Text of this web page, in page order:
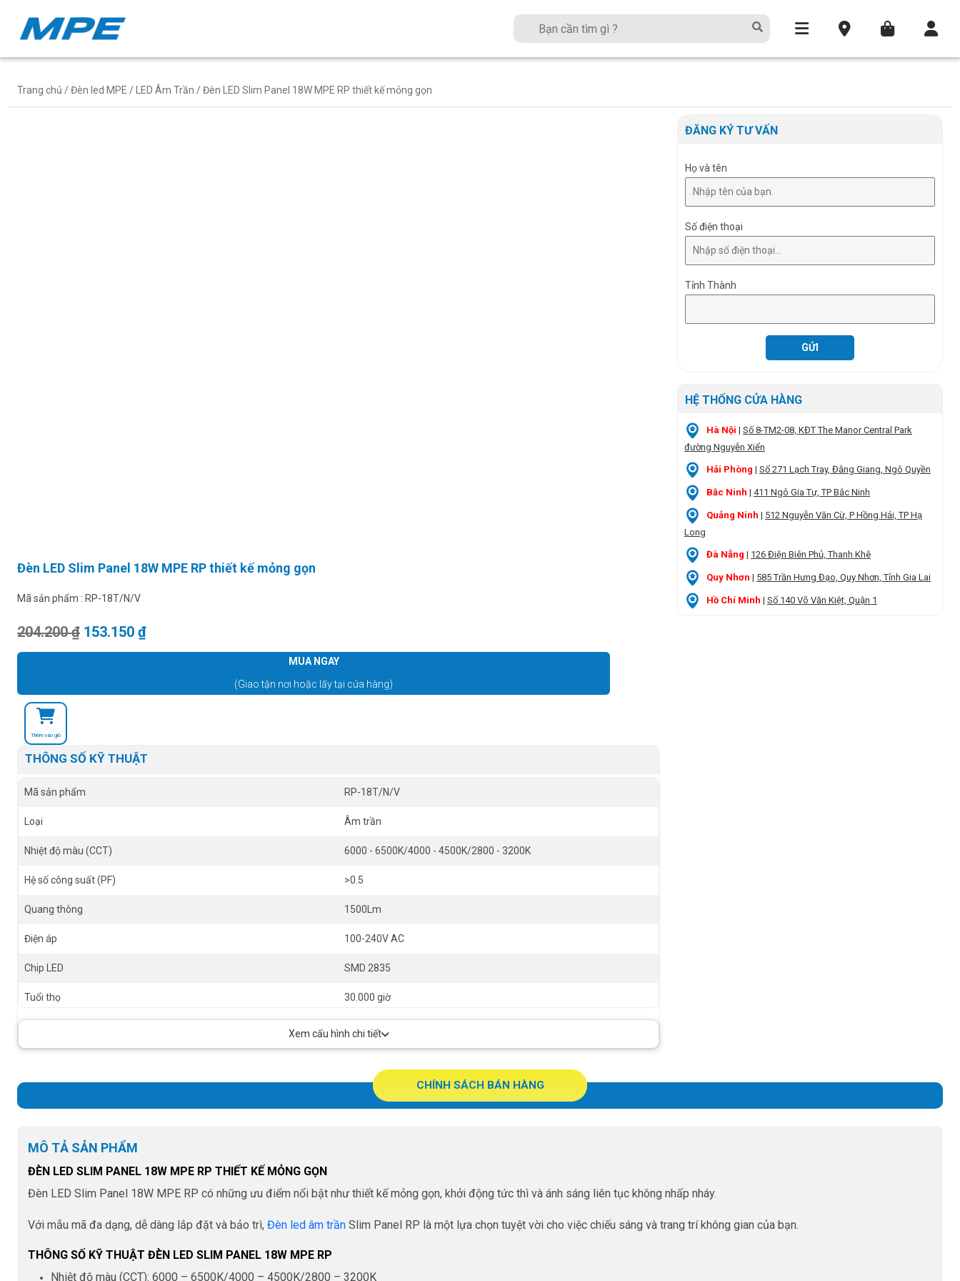
Trang chủ /Đèn led MPE / LED Âm Trần / Đèn LED Slim Panel 18W MPE RP thiết kế mỏng gọn
Đèn LED Slim Panel 18W MPE RP thiết kế mỏng gọn
Mã sản phẩm : RP-18T/N/V
204.200₫ Giá gốc là: 204.200 ₫.
153.150 ₫Giá hiện tại là: 153.150 ₫.
MUA NGAY
(Giao tận nơi hoặc lấy tại cửa hàng)
Thêm vào giỏ
THÔNG SỐ KỸ THUẬT
Mã sản phẩm RP-18T/N/V
Loại Âm trần
Nhiệt độ màu (CCT) 6000 - 6500K/4000 - 4500K/2800 - 3200K
Hệ số công suất (PF) >0.5
Quang thông 1500Lm
Điện áp 100-240V AC
Chip LED SMD 2835
Tuổi thọ 30.000 giờ
Xem cấu hình chi tiết
ĐĂNG KÝ TƯ VẤN
Họ và tên
Số điện thoại
Tỉnh Thành
HỆ THỐNG CỬA HÀNG
Hà Nội | Số 8-TM2-08, KĐT The Manor Central Park
đường Nguyễn Xiển
Hải Phòng | Số 271 Lạch Tray, Đằng Giang, Ngô Quyền
Bắc Ninh | 411 Ngô Gia Tự, TP Bắc Ninh
Quảng Ninh | 512 Nguyễn Văn Cừ, P Hồng Hải, TP Hạ
Long
Đà Nẵng | 126 Điện Biên Phủ, Thanh Khê
Quy Nhơn | 585 Trần Hưng Đạo, Quy Nhơn, Tỉnh Gia Lai
Hồ Chí Minh | Số 140 Võ Văn Kiệt, Quận 1
CHÍNH SÁCH BÁN HÀNG
MÔ TẢ SẢN PHẨM
ĐÈN LED SLIM PANEL 18W MPE RP THIẾT KẾ MỎNG GỌN
Đèn LED Slim Panel 18W MPE RP có những ưu điểm nổi bật như thiết kế mỏng gọn, khởi động tức thì và ánh sáng liên tục không nhấp nháy.
Với mẫu mã đa dạng, dễ dàng lắp đặt và bảo trì, Đèn led âm trần Slim Panel RP là một lựa chọn tuyệt vời cho việc chiếu sáng và trang trí không gian của bạn.
THÔNG SỐ KỸ THUẬT ĐÈN LED SLIM PANEL 18W MPE RP
Nhiệt độ màu (CCT): 6000 – 6500K/4000 – 4500K/2800 – 3200K